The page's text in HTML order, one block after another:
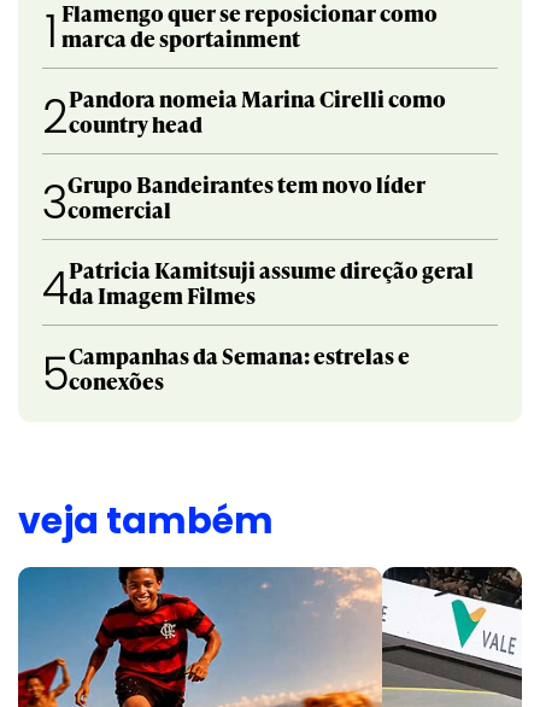
1 Flamengo quer se reposicionar como
marca de sportainment
2Pandora nomeia Marina Cirelli como
country head
3Grupo Bandeirantes tem novo líder
comercial
4Patricia Kamitsuji assume direção geral
da Imagem Filmes
5Campanhas da Semana: estrelas e
conexões
veja também